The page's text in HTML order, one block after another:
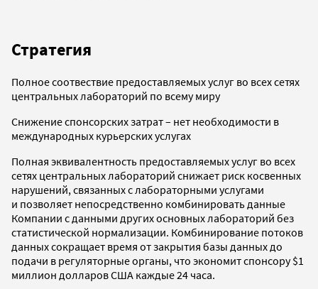
Стратегия
Полное соотвествие предоставляемых услуг во всех сетях
центральных лабораторий по всему миру
Снижение спонсорских затрат – нет необходимости в
международных курьерских услугах
Полная эквивалентность предоставляемых услуг во всех
сетях центральных лабораторий снижает риск косвенных
нарушений, связанных с лабораторными услугами
и позволяет непосредственно комбинировать данные
Компании с данными других основных лабораторий без
статистической нормализации. Комбинирование потоков
данных сокращает время от закрытия базы данных до
подачи в регуляторные органы, что экономит спонсору $1
миллион долларов США каждые 24 часа.